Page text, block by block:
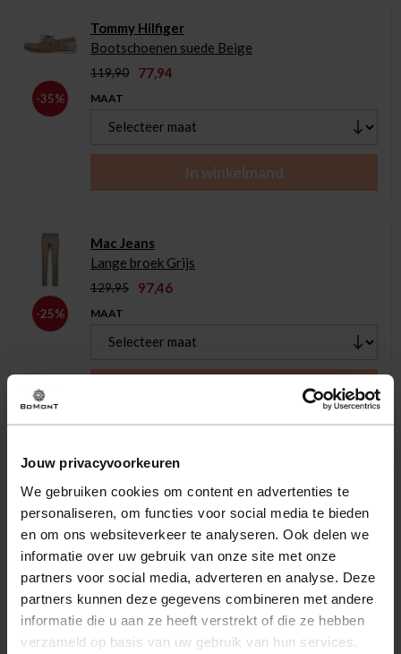
Jouw privacyvoorkeuren
We gebruiken cookies om content en advertenties te
personaliseren, om functies voor social media te bieden
en om ons websiteverkeer te analyseren. Ook delen we
informatie over uw gebruik van onze site met onze
partners voor social media, adverteren en analyse. Deze
partners kunnen deze gegevens combineren met andere
informatie die u aan ze heeft verstrekt of die ze hebben
verzameld op basis van uw gebruik van hun services.
-35%
Tommy Hilfiger
Bootschoenen suede Beige
119,90 77,94
MAAT
In winkelmand
-25%
Mac Jeans
Lange broek Grijs
129,95 97,46
MAAT
Totaalbedrag look
Inclusief BTW
Altijd gratis bezorging
En binnen 1 tot 3 werkdagen door DHL
thuisbezorgd. Bekijk alle informatie over
debezorgtijd.
Klantenbeoordeling 9.5 / 10
Onze klanten beoordelen ons met een 9.5 uit 10